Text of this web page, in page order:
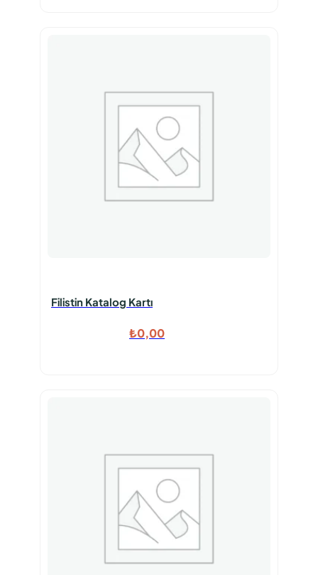
Filistin Katalog Kartı
₺0,00